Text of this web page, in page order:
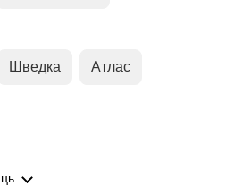
Шведка Атлас